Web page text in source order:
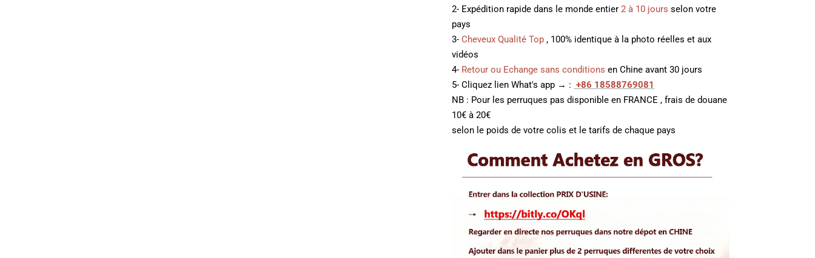
2- Expédition rapide dans le monde entier 2 à 10 joursselon votre
pays
3- Cheveux Qualité Top, 100% identique à la photo réelles et aux
vidéos
4- Retour ou Echange sans conditionsen Chine avant 30 jours
5- Cliquez lien What's app → : +86 18588769081
NB : Pour les perruques pas disponible en FRANCE , frais de douane
10€ à 20€
selon le poids de votre colis et le tarifs de chaque pays